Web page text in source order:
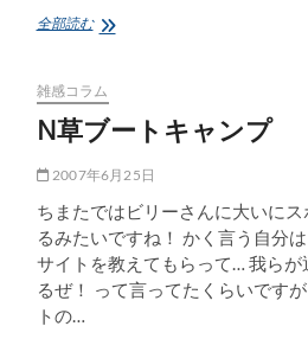
全部読む早
別
れ
の
雑感コラム
N草ブートキャンプ
2007年6月25日
ちまたではビリーさんに大いに
るみたいですね！ かく言う自分
サイトを教えてもらって… 我ら
るぜ！ って言ってたくらいです
トの…